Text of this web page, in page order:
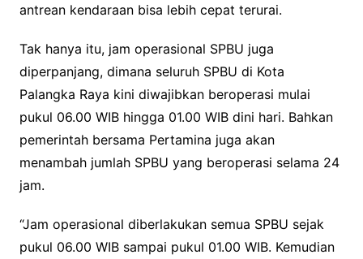
antrean kendaraan bisa lebih cepat terurai.
Tak hanya itu, jam operasional SPBU juga
diperpanjang, dimana seluruh SPBU di Kota
Palangka Raya kini diwajibkan beroperasi mulai
pukul 06.00 WIB hingga 01.00 WIB dini hari. Bahkan
pemerintah bersama Pertamina juga akan
menambah jumlah SPBU yang beroperasi selama 24
jam.
“Jam operasional diberlakukan semua SPBU sejak
pukul 06.00 WIB sampai pukul 01.00 WIB. Kemudian